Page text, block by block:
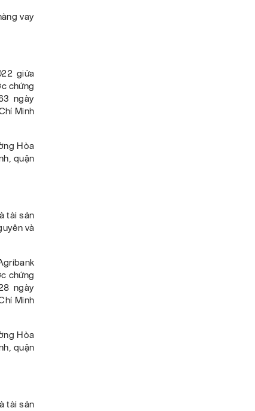
vay
giữa
chứng
ngày
Minh
Hòa
quận
tài sản
và
chứng
ngày
Minh
Hòa
quận
tài sản